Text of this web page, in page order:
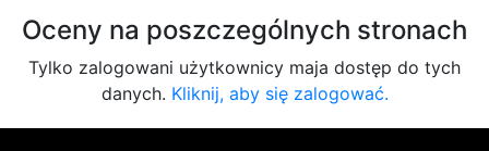
Oceny na poszczególnych stronach
Tylko zalogowani użytkownicy maja dostęp do tych
danych. Kliknij, aby się zalogować.